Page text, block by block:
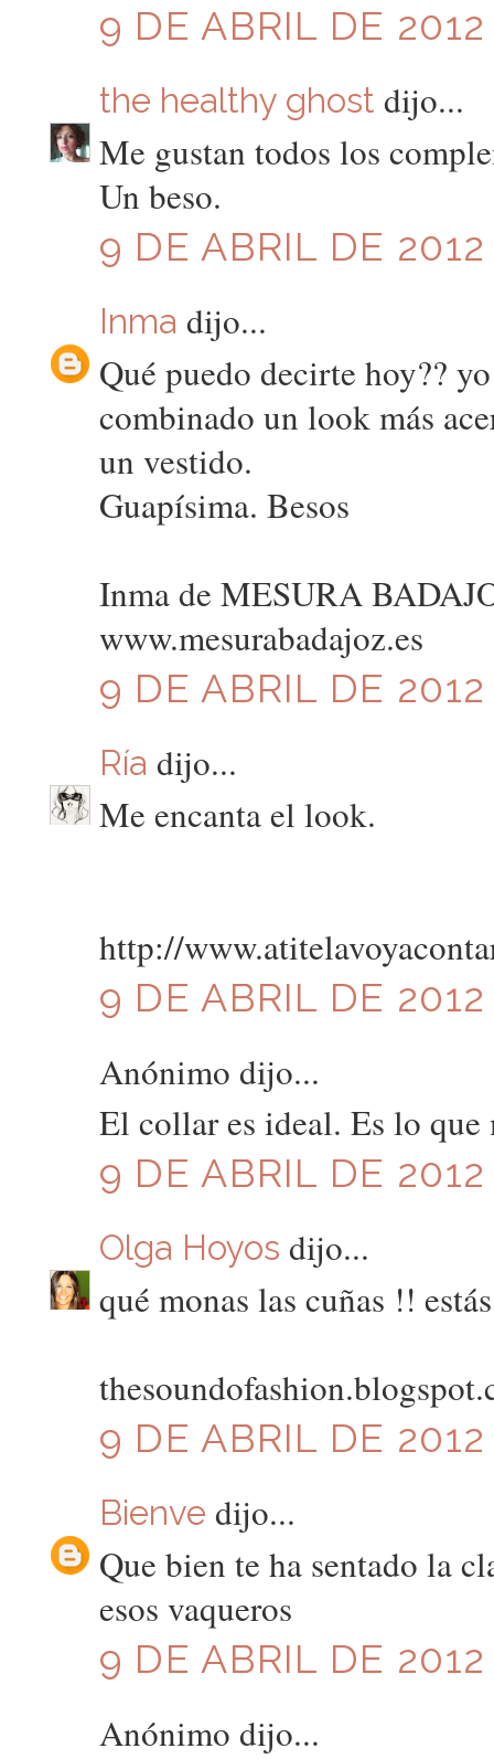
9 DE ABRIL DE
the healthy ghost dijo...
Me gustan todos los
Un beso.
9 DE ABRIL DE
Inma dijo...
Qué puedo decirte hoy??
combinado un look más
un vestido.
Guapísima. Besos
Inma de MESURA
www.mesurabadajoz.es
9 DE ABRIL DE
Ría dijo...
Me encanta el look.
http://
9 DE ABRIL DE
Anónimo dijo...
El collar es ideal. Es lo que
9 DE ABRIL DE
Olga Hoyos dijo...
qué monas las cuñas !!
9 DE ABRIL DE
Bienve dijo...
Que bien te ha sentado la
esos vaqueros
9 DE ABRIL DE
Anónimo dijo...